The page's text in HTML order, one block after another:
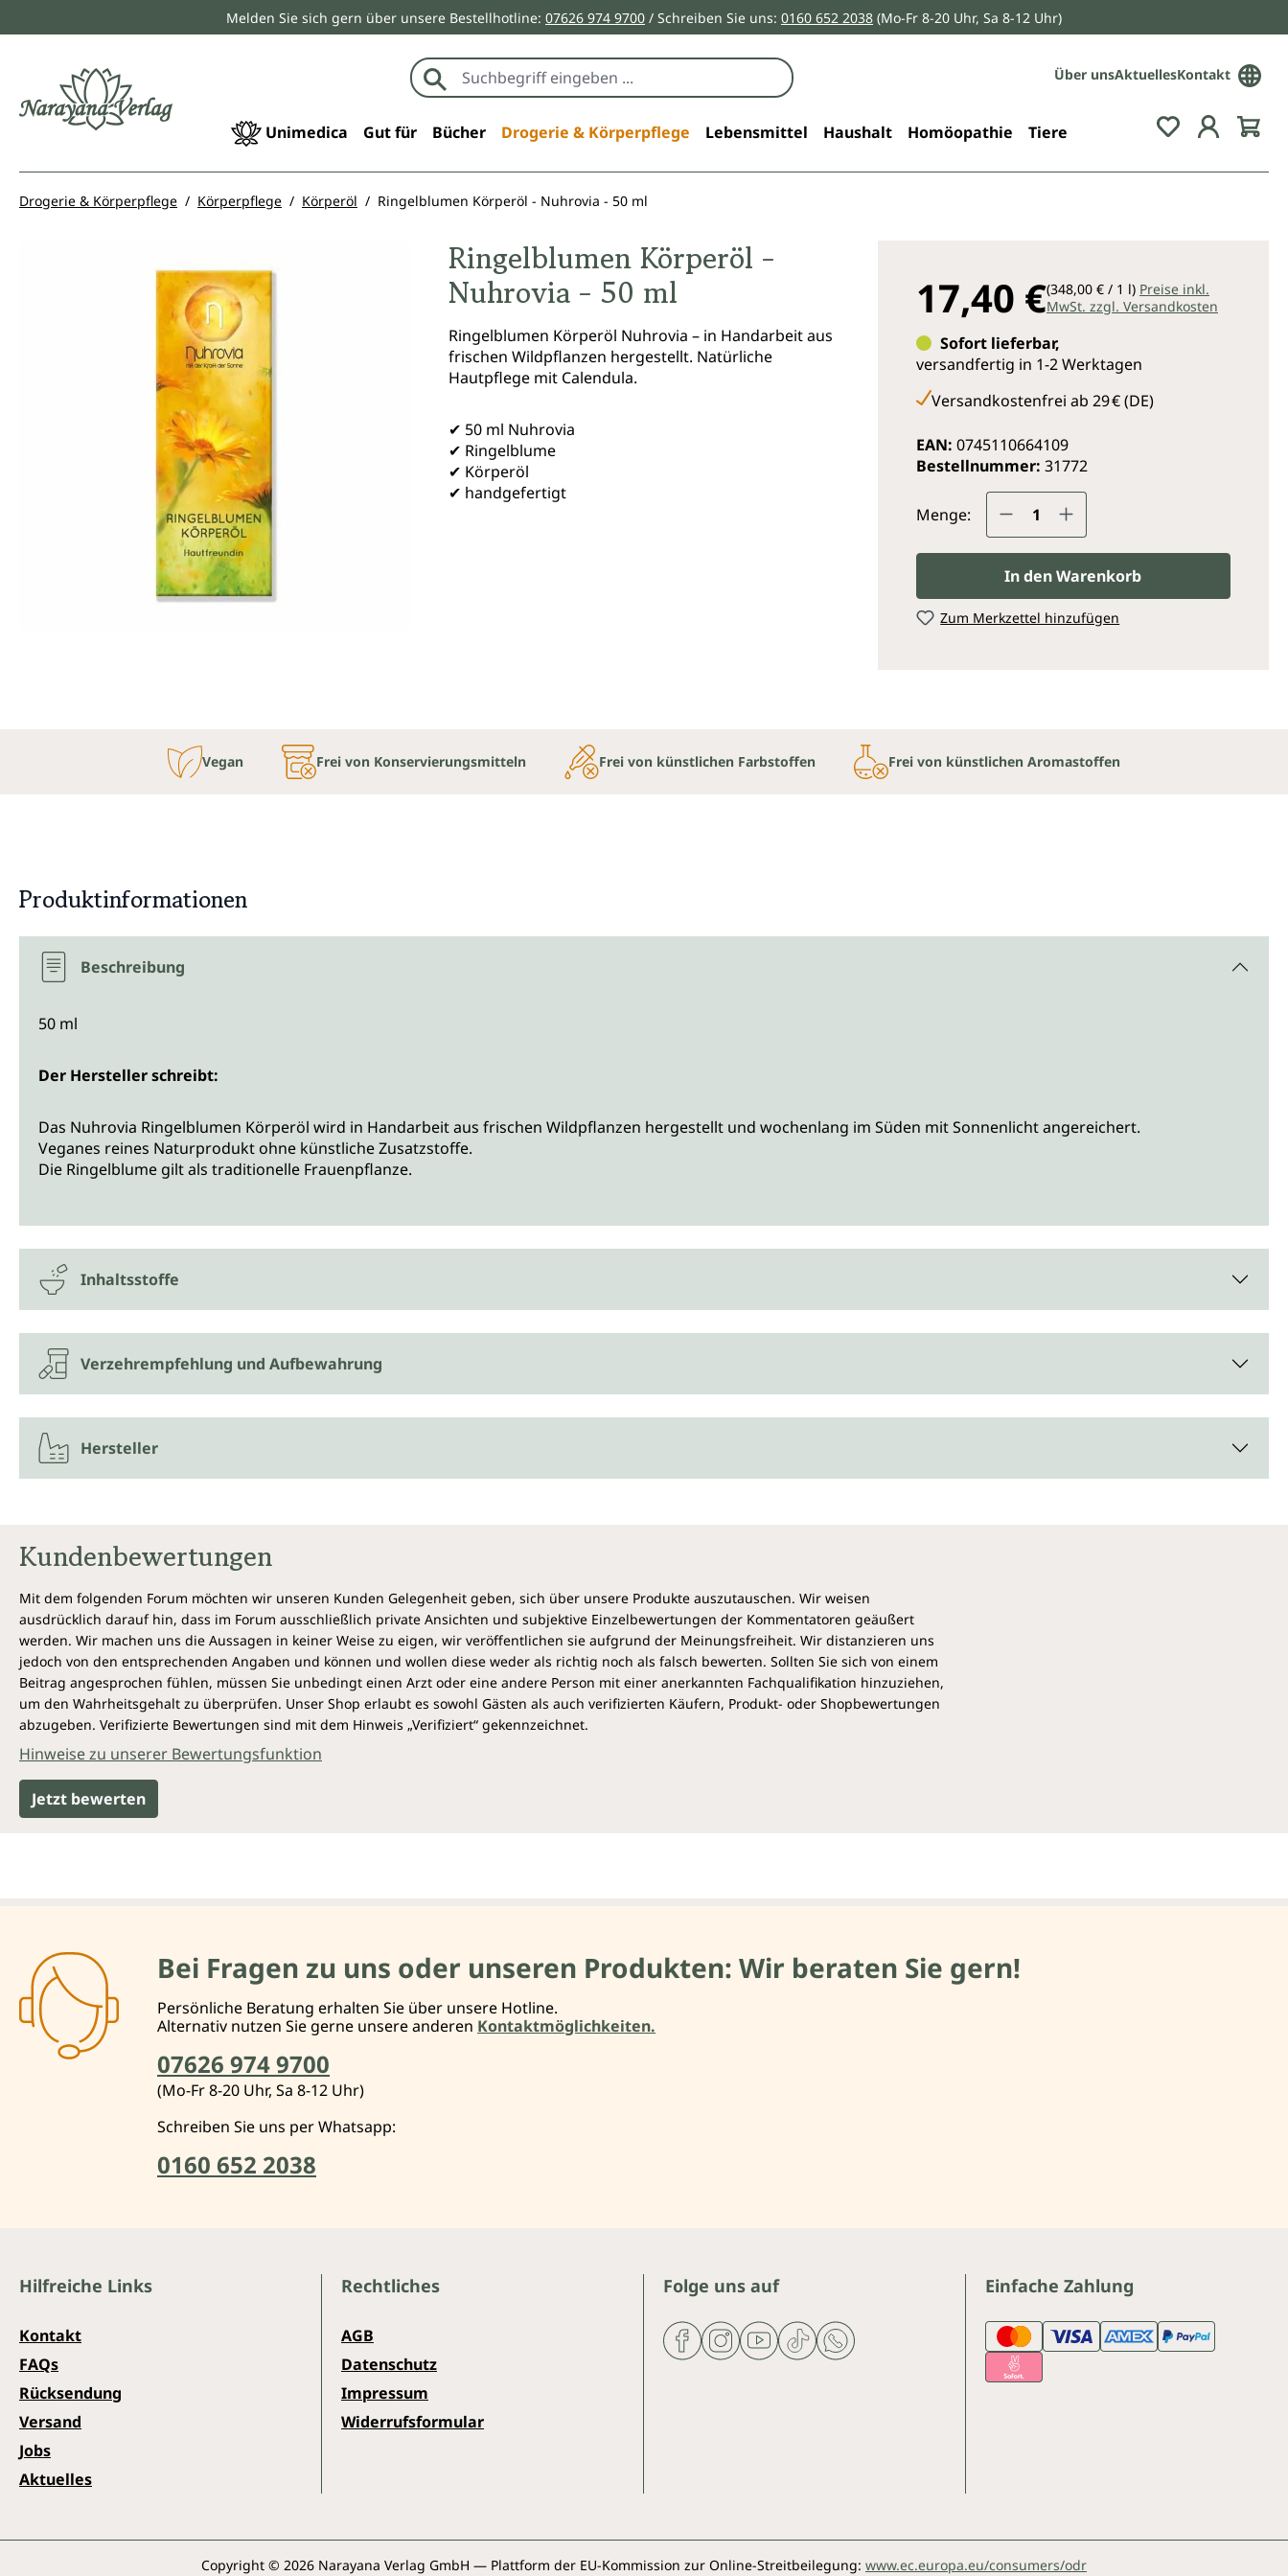
Zur Hauptnavigation springenMelden Sie sich gern über unsere Bestellhotline: 07626 974 9700 / Schreiben Sie uns: 0160 652 2038 (Mo-Fr 8-20 Uhr, Sa 8-12 Uhr)
Über unsAktuellesKontakt
Unimedica Gut für Bücher Drogerie & Körperpflege Lebensmittel Haushalt Homöopathie Tiere Du hast 0
Drogerie & Körperpflege Körperpflege Körperöl Ringelblumen Körperöl - Nuhrovia - 50 ml
Ringelblumen Körperöl -
Nuhrovia - 50 ml
Ringelblumen Körperöl Nuhrovia – in Handarbeit aus
frischen Wildpflanzen hergestellt. Natürliche
Hautpflege mit Calendula.
✔ 50 ml Nuhrovia
✔ Ringelblume
✔ Körperöl
✔ handgefertigt
17,40 €(348,00 € / 1 l) Preise inkl.
MwSt. zzgl. Versandkosten
Sofort lieferbar,
versandfertig in 1-2 Werktagen
Versandkostenfrei ab 29 € (DE)
EAN: 0745110664109
Bestellnummer: 31772
Menge: Produkt Anzahl: Gib den
In den Warenkorb
Zum Merkzettel hinzufügen
Vegan Frei von Konservierungsmitteln Frei von künstlichen Farbstoffen Frei von künstlichen Aromastoffen
Produktinformationen
Beschreibung
50 ml
Der Hersteller schreibt:
Das Nuhrovia Ringelblumen Körperöl wird in Handarbeit aus frischen Wildpflanzen hergestellt und wochenlang im Süden mit Sonnenlicht angereichert.
Veganes reines Naturprodukt ohne künstliche Zusatzstoffe.
Die Ringelblume gilt als traditionelle Frauenpflanze.
Inhaltsstoffe
Verzehrempfehlung und Aufbewahrung
Hersteller
Kundenbewertungen
Mit dem folgenden Forum möchten wir unseren Kunden Gelegenheit geben, sich über unsere Produkte auszutauschen. Wir weisen
ausdrücklich darauf hin, dass im Forum ausschließlich private Ansichten und subjektive Einzelbewertungen der Kommentatoren geäußert
werden. Wir machen uns die Aussagen in keiner Weise zu eigen, wir veröffentlichen sie aufgrund der Meinungsfreiheit. Wir distanzieren uns
jedoch von den entsprechenden Angaben und können und wollen diese weder als richtig noch als falsch bewerten. Sollten Sie sich von einem
Beitrag angesprochen fühlen, müssen Sie unbedingt einen Arzt oder eine andere Person mit einer anerkannten Fachqualifikation hinzuziehen,
um den Wahrheitsgehalt zu überprüfen. Unser Shop erlaubt es sowohl Gästen als auch verifizierten Käufern, Produkt- oder Shopbewertungen
abzugeben. Verifizierte Bewertungen sind mit dem Hinweis „Verifiziert“ gekennzeichnet.
Hinweise zu unserer Bewertungsfunktion
Jetzt bewerten
Bei Fragen zu uns oder unseren Produkten: Wir beraten Sie gern!
Persönliche Beratung erhalten Sie über unsere Hotline.
Alternativ nutzen Sie gerne unsere anderen Kontaktmöglichkeiten.
07626 974 9700
(Mo-Fr 8-20 Uhr, Sa 8-12 Uhr)
Schreiben Sie uns per Whatsapp:
0160 652 2038
Folge uns auf Einfache Zahlung
Hilfreiche Links
Kontakt
FAQs
Rücksendung
Versand
Jobs
Aktuelles
Rechtliches
AGB
Datenschutz
Impressum
Widerrufsformular
Copyright © 2026 Narayana Verlag GmbH — Plattform der EU-Kommission zur Online-Streitbeilegung: www.ec.europa.eu/consumers/odr